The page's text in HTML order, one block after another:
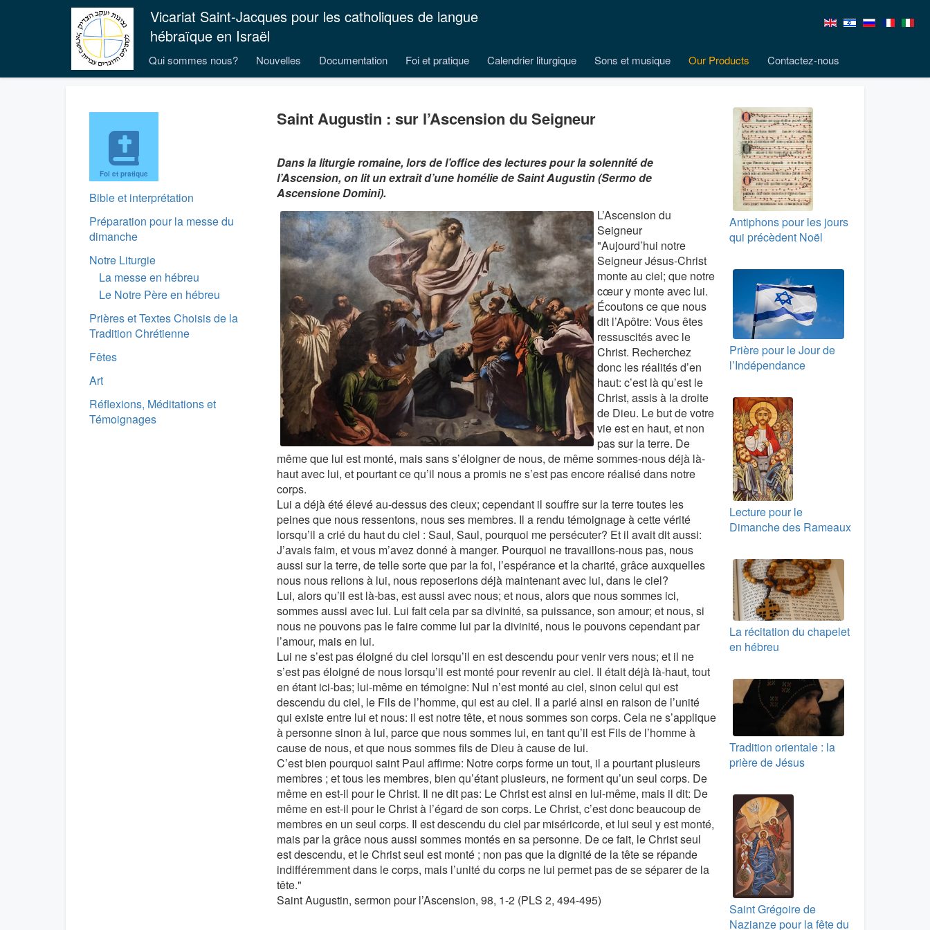
Vicariat Saint-Jacques pour les catholiques de langue
hébraïque en Israël
Qui sommes nous? Nouvelles Documentation Foi et pratique Calendrier liturgique Sons et musique Our Products Contactez-nous
Foi et pratique
Bible et interprétation
Préparation pour la messe du
dimanche
Notre Liturgie
La messe en hébreu
Le Notre Père en hébreu
Prières et Textes Choisis de la
Tradition Chrétienne
Fêtes
Art
Réflexions, Méditations et
Témoignages
Saint Augustin : sur l’Ascension du Seigneur
Dans la liturgie romaine, lors de l’office des lectures pour la solennité de
l’Ascension, on lit un extrait d’une homélie de Saint Augustin (Sermo de
Ascensione Domini).
L’Ascension du
Seigneur
"Aujourd’hui notre
Seigneur Jésus-Christ
monte au ciel; que notre
cœur y monte avec lui.
Écoutons ce que nous
dit l’Apôtre: Vous êtes
ressuscités avec le
Christ. Recherchez
donc les réalités d’en
haut: c’est là qu’est le
Christ, assis à la droite
de Dieu. Le but de votre
vie est en haut, et non
pas sur la terre. De
même que lui est monté, mais sans s’éloigner de nous, de même sommes-nous déjà là-
haut avec lui, et pourtant ce qu’il nous a promis ne s’est pas encore réalisé dans notre
corps.
Lui a déjà été élevé au-dessus des cieux; cependant il souffre sur la terre toutes les
peines que nous ressentons, nous ses membres. Il a rendu témoignage à cette vérité
lorsqu’il a crié du haut du ciel : Saul, Saul, pourquoi me persécuter? Et il avait dit aussi:
J’avais faim, et vous m’avez donné à manger. Pourquoi ne travaillons-nous pas, nous
aussi sur la terre, de telle sorte que par la foi, l’espérance et la charité, grâce auxquelles
nous nous relions à lui, nous reposerions déjà maintenant avec lui, dans le ciel?
Lui, alors qu’il est là-bas, est aussi avec nous; et nous, alors que nous sommes ici,
sommes aussi avec lui. Lui fait cela par sa divinité, sa puissance, son amour; et nous, si
nous ne pouvons pas le faire comme lui par la divinité, nous le pouvons cependant par
l’amour, mais en lui.
Lui ne s’est pas éloigné du ciel lorsqu’il en est descendu pour venir vers nous; et il ne
s’est pas éloigné de nous lorsqu’il est monté pour revenir au ciel. Il était déjà là-haut, tout
en étant ici-bas; lui-même en témoigne: Nul n’est monté au ciel, sinon celui qui est
descendu du ciel, le Fils de l’homme, qui est au ciel. Il a parlé ainsi en raison de l’unité
qui existe entre lui et nous: il est notre tête, et nous sommes son corps. Cela ne s’applique
à personne sinon à lui, parce que nous sommes lui, en tant qu’il est Fils de l’homme à
cause de nous, et que nous sommes fils de Dieu à cause de lui.
C’est bien pourquoi saint Paul affirme: Notre corps forme un tout, il a pourtant plusieurs
membres ; et tous les membres, bien qu’étant plusieurs, ne forment qu’un seul corps. De
même en est-il pour le Christ. Il ne dit pas: Le Christ est ainsi en lui-même, mais il dit: De
même en est-il pour le Christ à l’égard de son corps. Le Christ, c’est donc beaucoup de
membres en un seul corps. Il est descendu du ciel par miséricorde, et lui seul y est monté,
mais par la grâce nous aussi sommes montés en sa personne. De ce fait, le Christ seul
est descendu, et le Christ seul est monté ; non pas que la dignité de la tête se répande
indifféremment dans le corps, mais l’unité du corps ne lui permet pas de se séparer de la
tête."
Saint Augustin, sermon pour l’Ascension, 98, 1-2 (PLS 2, 494-495)
Antiphons pour les jours
qui précèdent Noël
Prière pour le Jour de
l’Indépendance
Lecture pour le
Dimanche des Rameaux
La récitation du chapelet
en hébreu
Tradition orientale : la
prière de Jésus
Saint Grégoire de
Nazianze pour la fête du